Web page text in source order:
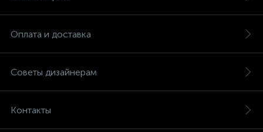
Оплата и доставка
Советы дизайнерам
Контакты